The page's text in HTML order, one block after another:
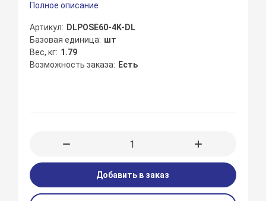
Полное описание
Артикул
DLPOSE60-4K-DL
Базовая единица шт
Вес, кг 1.79
Возможность заказа
Есть
Добавить в заказ